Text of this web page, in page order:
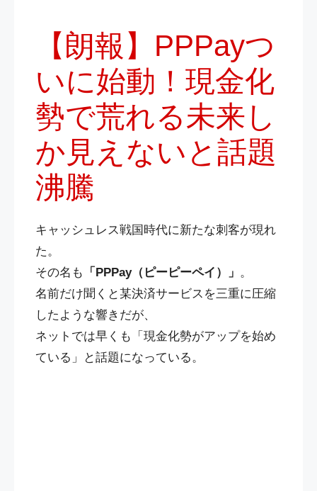
【朗報】PPPayつ
いに始動！現金化
勢で荒れる未来し
か見えないと話題
沸騰
キャッシュレス戦国時代に新たな刺客が現れ
た。
その名も
「PPPay（ピーピーペイ）」 。
名前だけ聞くと某決済サービスを三重に圧縮
したような響きだが、
ネットでは早くも「現金化勢がアップを始め
ている」と話題になっている。